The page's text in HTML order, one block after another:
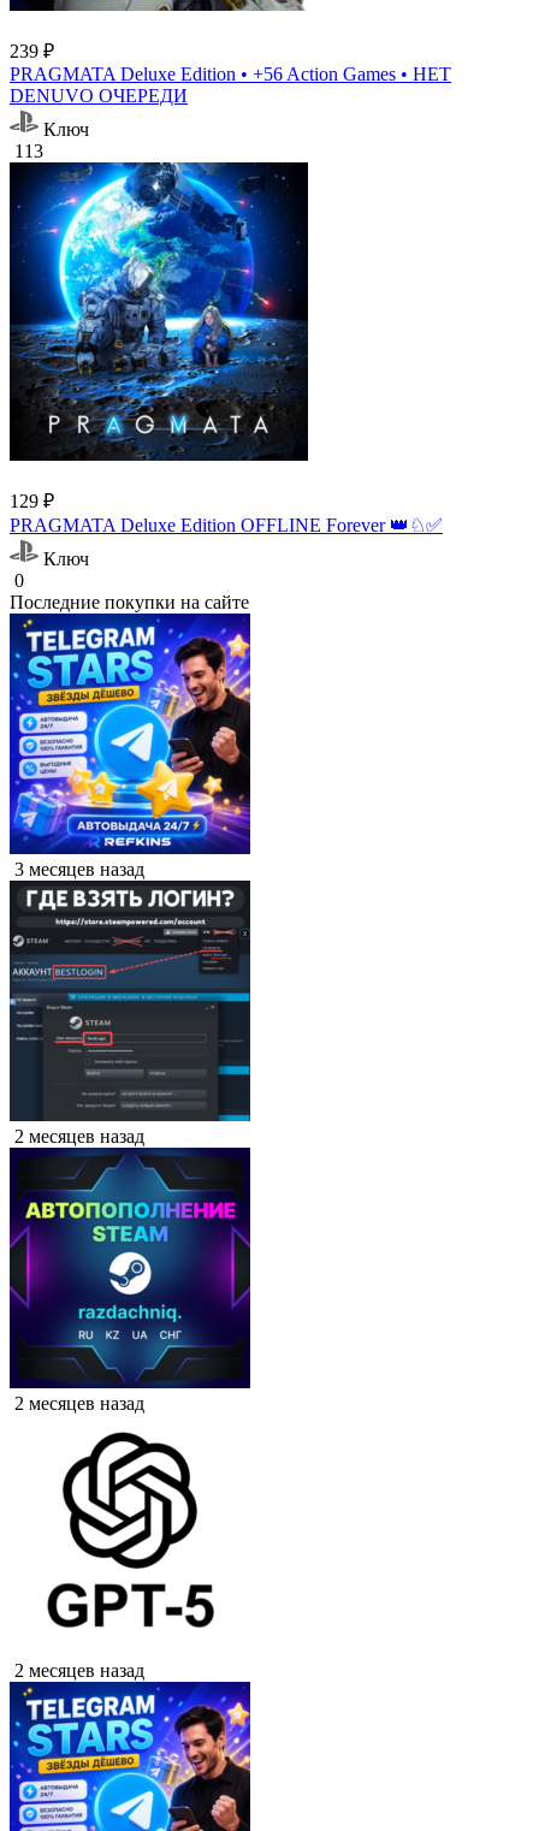
239 ₽
PRAGMATA Deluxe Edition • +56 Action Games • НЕТ
DENUVO ОЧЕРЕДИ
Ключ
113
129 ₽
PRAGMATA Deluxe Edition OFFLINE Forever 👑♘✅
Ключ
0
Последние покупки на сайте
3 месяцев назад
2 месяцев назад
2 месяцев назад
2 месяцев назад